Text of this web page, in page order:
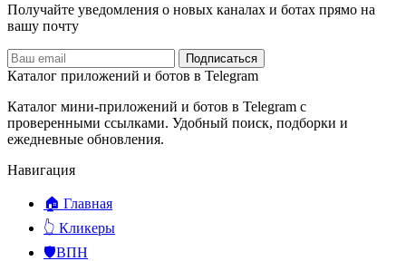
Получайте уведомления о новых каналах и ботаx прямо на
вашу почту
Подписаться
Каталог приложений и ботов в Telegram
Каталог мини-приложений и ботов в Telegram с
проверенными ссылками. Удобный поиск, подборки и
ежедневные обновления.
Навигация
🏠 Главная
👆 Кликеры
🛡️ВПН